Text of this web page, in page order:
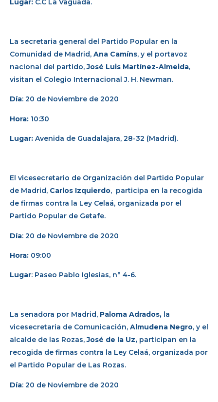
Lugar: C.C La Vaguada.
La secretaria general del Partido Popular en la
Comunidad de Madrid, Ana Camíns, y el portavoz
nacional del partido,José Luis Martínez-Almeida,
visitan el Colegio Internacional J. H. Newman.
Día: 20 de Noviembre de 2020
Hora: 10:30
Lugar: Avenida de Guadalajara, 28-32 (Madrid).
El vicesecretario de Organización del Partido Popular
de Madrid, Carlos Izquierdo, participa en la recogida
de firmas contra la Ley Celaá, organizada por el
Partido Popular de Getafe.
Día: 20 de Noviembre de 2020
Hora: 09:00
Lugar: Paseo Pablo Iglesias, n° 4-6.
La senadora por Madrid, Paloma Adrados, la
vicesecretaria de Comunicación, Almudena Negro, y el
alcalde de las Rozas,José de la Uz, participan en la
recogida de firmas contra la Ley Celaá, organizada por
el Partido Popular de Las Rozas.
Día: 20 de Noviembre de 2020